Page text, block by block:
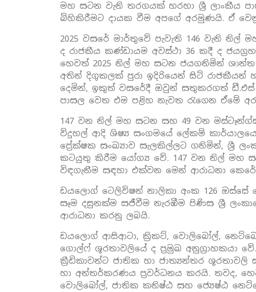
මහ සටන වැනි තරගයක් හරහා ශ්‍රී ලාංකීය
බිහිකිරීමට දායක වීම අපගේ අරමුණයි. ඒ
2025 වසරේ මාර්තුවේ පැවැති 146 වැනි
ද රාජකීය කණ්ඩායම අවස්ථා 36 කදී ද
හෙවත් 2025 නිල් මහ සටන ජයගනිමින්
අතින් දිගුකලක් පුරා ඉදිරියෙන් සිටි
දෙමින්, ඉකුත් වසරේදී ඔවුන් සතුකරගත් ඩී.එස්
පාසල වෙත එම පළිහ නැවත රැගෙන ඒමේ
147 වන නිල් මහ සටන සහ 49 වන
විදුහල් ආදි ශිෂ්‍ය සංගමයේ ලේකම්
ප්‍රේක්ෂක සංඛ්‍යාව සැලකිල්ලට ගනිමින්, ශ්‍රී
කටයුතු කිරීම යෝග්‍ය වේ. 147 වන නිල් මහ
විඳගැනීම සඳහා එක්වන මෙන් ආරාධනා
ඩයලොග් ටෙලිවිෂන් නාලිකා අංක 126 ඔස්සේ
සෑම දසුනක්ම සජීවීම නැරඹීම පිණිස ශ්‍රී
ආරාධනා කරනු ලබයි.
ඩයලොග් ආසිආටා, ක්‍රිකට්, වොලිබෝල්,
ගොල්ෆ් ශූරතාවලියේ ද ප්‍රමුඛ අනුග්‍රාහකයා
ක්‍රීඩිකාවන්ට ජාතික හා ජාත්‍යන්තර
හා අන්තර්කරණය ප්‍රවර්ධනය කරයි. තවද,
වොලිබෝල්, ජාතික කනිෂ්ඨ සහ ජ්‍යෙෂ්ඨ